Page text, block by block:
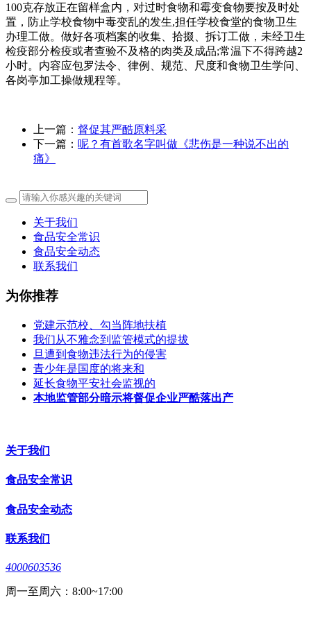
100克存放正在留样盒内，对过时食物和霉变食物要按及时处
置，防止学校食物中毒变乱的发生,担任学校食堂的食物卫生
办理工做。做好各项档案的收集、拾掇、拆订工做，未经卫生
检疫部分检疫或者查验不及格的肉类及成品;常温下不得跨越2
小时。内容应包罗法令、律例、规范、尺度和食物卫生学问、
各岗亭加工操做规程等。
上一篇： 督促其严酷原料采
下一篇： 呢？有首歌名字叫做《悲伤是一种说不出的
痛》
关于我们
食品安全常识
食品安全动态
联系我们
为你推荐
党建示范校、勾当阵地扶植
我们从不雅念到监管模式的提拔
旦遭到食物违法行为的侵害
青少年是国度的将来和
延长食物平安社会监视的
本地监管部分暗示将督促企业严酷落出产
关于我们
食品安全常识
食品安全动态
联系我们
4000603536
周一至周六：8:00~17:00